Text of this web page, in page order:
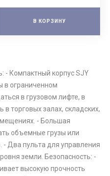
В КОРЗИНУ
- Компактный корпус SJY
в ограниченном
в грузовом лифте, в
торговых залах, складских,
- Большая
объемные грузы или
- Два пульта для управления
земли. Безопасность: -
высокую прочность